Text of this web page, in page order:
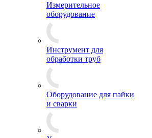
Измерительное
оборудование
Инструмент для
обработки труб
Оборудование для пайки
и сварки